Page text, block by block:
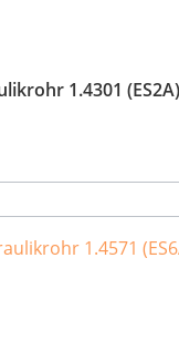
1.4301